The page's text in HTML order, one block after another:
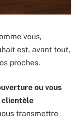
vous,
est, avant tout,
proches.
ou vous
clientèle
transmettre